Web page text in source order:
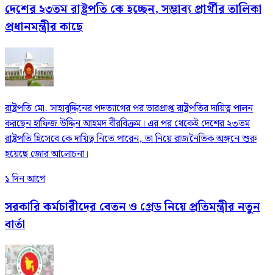
দেশের ২৩তম রাষ্ট্রপতি কে হচ্ছেন, সম্ভাব্য প্রার্থীর তালিকা
প্রধানমন্ত্রীর কাছে
রাষ্ট্রপতি মো. সাহাবুদ্দিনের পদত্যাগের পর ভারপ্রাপ্ত রাষ্ট্রপতির দায়িত্ব পালন
করছেন হাফিজ উদ্দিন আহমদ বীরবিক্রম। এর পর থেকেই দেশের ২৩তম
রাষ্ট্রপতি হিসেবে কে দায়িত্ব নিতে পারেন, তা নিয়ে রাজনৈতিক অঙ্গনে শুরু
হয়েছে জোর আলোচনা।
১ দিন আগে
সরকারি কর্মচারীদের বেতন ও গ্রেড নিয়ে প্রতিমন্ত্রীর নতুন
বার্তা